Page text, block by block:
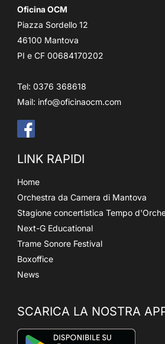
Oficina OCM
Piazza Sordello 12
46100 Mantova
PI e CF 00684170202
Tel: 0376 368618
Mail: info@oficinaocm.com
LINK RAPIDI
Home
Orchestra da Camera di Mantova
Stagione concertistica Tempo
Next-G Educational
Trame Sonore Festival
Boxoffice
News
SCARICA LA NOSTRA